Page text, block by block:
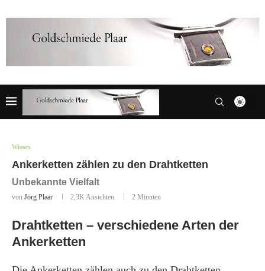
Wissen
Ankerketten zählen zu den Drahtketten
Unbekannte Vielfalt
von Jörg Plaar 2,3K Ansichten 2 Minuten
Drahtketten – verschiedene Arten der
Ankerketten